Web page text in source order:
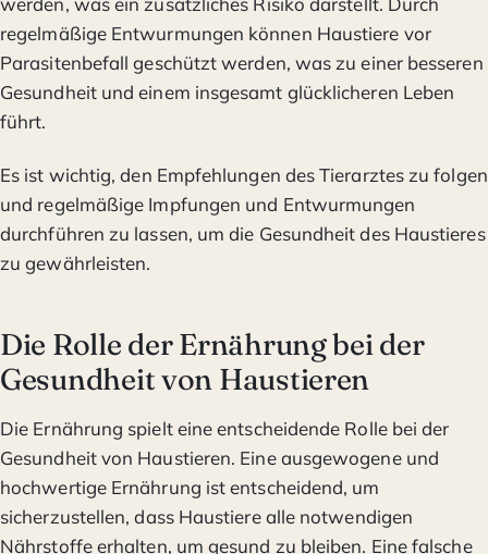
regelmäßige Entwurmungen können Haustiere vor
Parasitenbefall geschützt werden, was zu einer besseren
Gesundheit und einem insgesamt glücklicheren Leben
führt.
Es ist wichtig, den Empfehlungen des Tierarztes zu folgen
und regelmäßige Impfungen und Entwurmungen
durchführen zu lassen, um die Gesundheit des Haustieres
zu gewährleisten.
Die Rolle der Ernährung bei der
Gesundheit von Haustieren
Die Ernährung spielt eine entscheidende Rolle bei der
Gesundheit von Haustieren. Eine ausgewogene und
hochwertige Ernährung ist entscheidend, um
sicherzustellen, dass Haustiere alle notwendigen
Nährstoffe erhalten, um gesund zu bleiben. Eine falsche